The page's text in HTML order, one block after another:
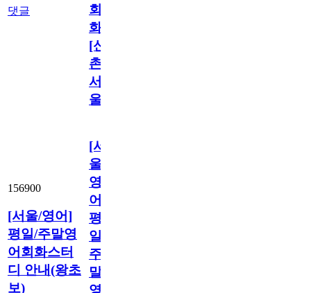
댓글
회
화
[신
촌/
서
울]
156900
[서울/영어]
평일/주말영
어회화스터
디 안내(왕초
보)
[서
울/
영
어]
평
일/
주
말